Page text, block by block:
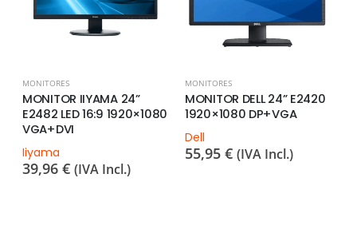
MONITORES
MONITOR IIYAMA 24”
E2482 LED 16:9 1920×1080
VGA+DVI
Iiyama
39,96 € (IVA Incl.)
MONITORES
MONITOR DELL 24” E2420
1920×1080 DP+VGA
Dell
55,95 € (IVA Incl.)